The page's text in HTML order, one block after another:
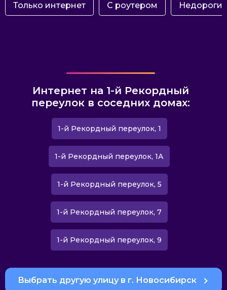
Только интернет С роутером Недорогие
Интернет на 1-й Рекордный
переулок в соседних домах:
1-й Рекордный переулок, 1
1-й Рекордный переулок, 1А
1-й Рекордный переулок, 5
1-й Рекордный переулок, 7
1-й Рекордный переулок, 9
Выбрать другую улицу в г. Новосибирск